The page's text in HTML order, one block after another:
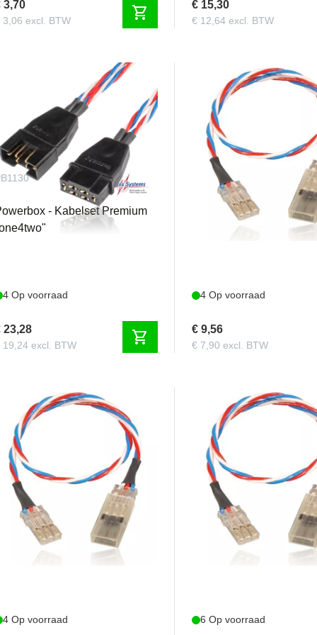
3,70
3,06 excl. BTW shopping_cart € 15,30
€ 12,64 excl. BTW
- Kabelset Premium
4 Op voorraad
23,28
19,24 excl. BTW shopping_cart
PB156210
Powerbox - Premium
verlengkabel, 10cm (2
4 Op voorraad
€ 9,56
€ 7,90 excl. BTW
PB156250
Powerbox - Premium Servo
verlengkabel, 50cm (2 stuks)
4 Op voorraad
PB156275
Powerbox - Premium
verlengkabel, 75cm (2
6 Op voorraad